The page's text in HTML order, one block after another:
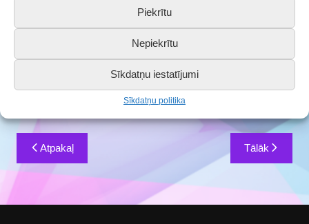
Piekrītu
Nepiekrītu
Sīkdatņu iestatījumi
Sīkdatņu politika
To visu vari apskatīt mūsu mājas lapā sadaļā
PULCIŅI – NODARBĪBU LAIKI vai ienākot ciemos
Nāc un
Ziņu
izvēlne
Atpakaļ Tālāk